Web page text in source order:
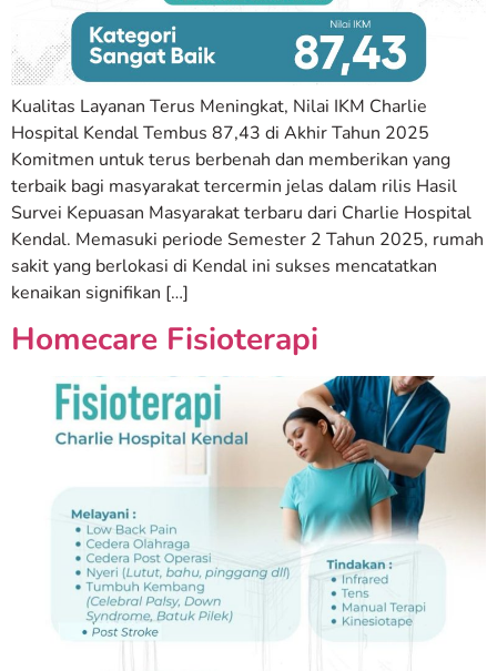
Kualitas Layanan Terus Meningkat, Nilai IKM Charlie
Hospital Kendal Tembus 87,43 di Akhir Tahun 2025
Komitmen untuk terus berbenah dan memberikan yang
terbaik bagi masyarakat tercermin jelas dalam rilis Hasil
Survei Kepuasan Masyarakat terbaru dari Charlie Hospital
Kendal. Memasuki periode Semester 2 Tahun 2025, rumah
sakit yang berlokasi di Kendal ini sukses mencatatkan
kenaikan signifikan […]
Homecare Fisioterapi